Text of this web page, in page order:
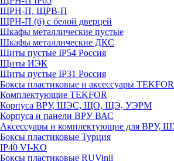
ЩРН-П, ЩРВ-П
ЩРН-П (б) с белой дверцей
Шкафы металлические пустые
Шкафы металлические ДКС
Щиты пустые IP54 Россия
Щиты ИЭК
Щиты пустые IP31 Россия
Боксы пластиковые и аксессуары TEKFOR
Комплектующие TEKFOR
Корпуса ВРУ, ШЭС, ЩО, ЩЭ, УЭРМ
Корпуса и панели ВРУ ВАС
Аксессуары и комплектующие для
Боксы пластиковые Турция
IP40 VI-KO
Боксы пластиковые RUVinil